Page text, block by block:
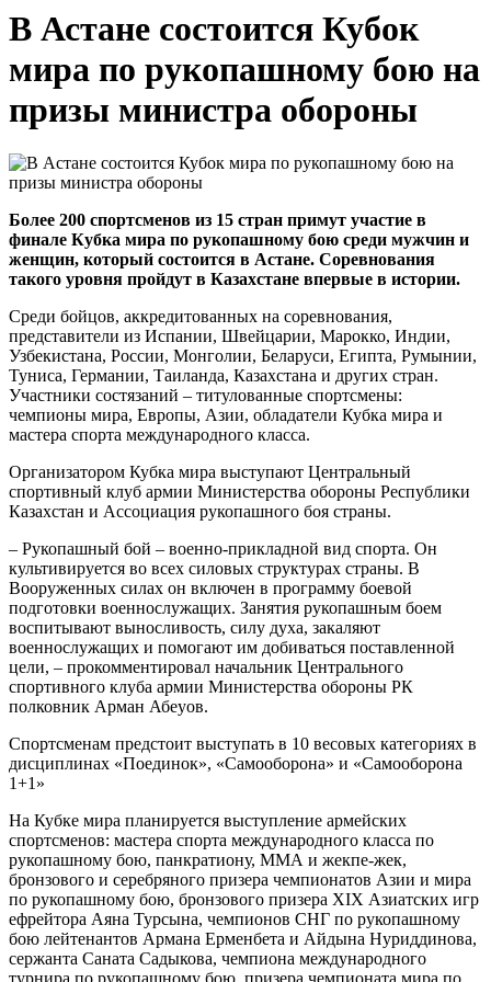
В Астане состоится Кубок
мира по рукопашному бою на
призы министра обороны
Более 200 спортсменов из 15 стран примут участие в
финале Кубка мира по рукопашному бою среди мужчин и
женщин, который состоится в Астане. Соревнования
такого уровня пройдут в Казахстане впервые в истории.
Среди бойцов, аккредитованных на соревнования,
представители из Испании, Швейцарии, Марокко, Индии,
Узбекистана, России, Монголии, Беларуси, Египта, Румынии,
Туниса, Германии, Таиланда, Казахстана и других стран.
Участники соcтязаний – титулованные спортсмены:
чемпионы мира, Европы, Азии, обладатели Кубка мира и
мастера спорта международного класса.
Организатором Кубка мира выступают Центральный
спортивный клуб армии Министерства обороны Республики
Казахстан и Ассоциация рукопашного боя страны.
– Рукопашный бой – военно-прикладной вид спорта. Он
культивируется во всех силовых структурах страны. В
Вооруженных силах он включен в программу боевой
подготовки военнослужащих. Занятия рукопашным боем
воспитывают выносливость, силу духа, закаляют
военнослужащих и помогают им добиваться поставленной
цели, – прокомментировал начальник Центрального
спортивного клуба армии Министерства обороны РК
полковник Арман Абеуов.
Спортсменам предстоит выступать в 10 весовых категориях в
дисциплинах «Поединок», «Самооборона» и «Самооборона
1+1»
На Кубке мира планируется выступление армейских
спортсменов: мастера спорта международного класса по
рукопашному бою, панкратиону, ММА и жекпе-жек,
бронзового и серебряного призера чемпионатов Азии и мира
по рукопашному бою, бронзового призера ХІХ Азиатских игр
ефрейтора Аяна Турсына, чемпионов СНГ по рукопашному
бою лейтенантов Армана Ерменбета и Айдына Нуриддинова,
сержанта Саната Садыкова, чемпиона международного